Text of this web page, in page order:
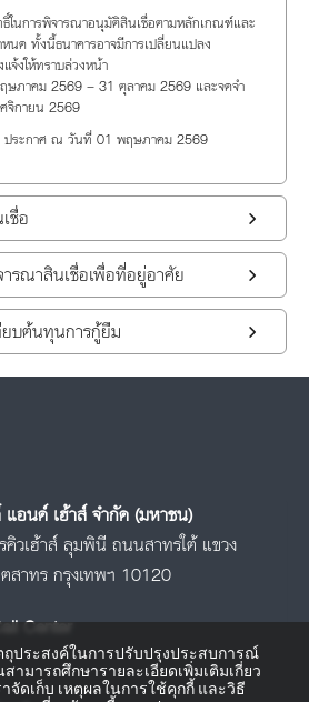
ในการพิจารณาอนุมัติสินเชื่อตามหลักเกณฑ์และ
หนด ทั้งนี้ธนาคารอาจมีการเปลี่ยนแปลง
จ้งให้ทราบล่วงหน้า
ษภาคม 2569 – 31 ตุลาคม 2569 และจดจำ
จิกายน 2569
ประกาศ ณ วันที่ 01 พฤษภาคม 2569
ชื่อ
ารณาสินเชื่อเพื่อที่อยู่อาศัย
ยบต้นทุนการกู้ยืม
อนด์ เฮ้าส์ จำกัด (มหาชน)
คิวเฮ้าส์ ลุมพินี ถนนสาทรใต้ แขวง
สาทร กรุงเทพฯ 10120
Center
ถุประสงค์ในการปรับปรุงประสบการณ์
ามารถศึกษารายละเอียดเพิ่มเติมเกี่ยว
จัดเก็บ เหตุผลในการใช้คุกกี้ และวิธี